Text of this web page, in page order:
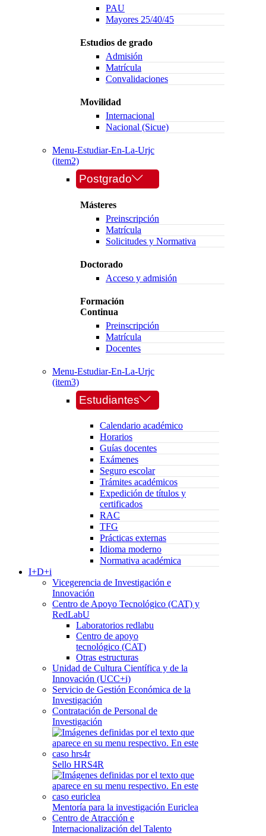
PAU
Mayores 25/40/45
Estudios de grado
Admisión
Matrícula
Convalidaciones
Movilidad
Internacional
Nacional (Sicue)
Menu-Estudiar-En-La-Urjc
(item2)
Postgrado
Másteres
Preinscripción
Matrícula
Solicitudes y Normativa
Doctorado
Acceso y admisión
Formación
Continua
Preinscripción
Matrícula
Docentes
Menu-Estudiar-En-La-Urjc
(item3)
Estudiantes
Calendario académico
Horarios
Guías docentes
Exámenes
Seguro escolar
Trámites académicos
Expedición de títulos y
certificados
RAC
TFG
Prácticas externas
Idioma moderno
Normativa académica
I+D+i
Vicegerencia de Investigación e
Innovación
Centro de Apoyo Tecnológico (CAT) y
RedLabU
Laboratorios redlabu
Centro de apoyo
tecnológico (CAT)
Otras estructuras
Unidad de Cultura Científica y de la
Innovación (UCC+i)
Servicio de Gestión Económica de la
Investigación
Contratación de Personal de
Investigación
Sello HRS4R
Mentoría para la investigación Euriclea
Centro de Atracción e
Internacionalización del Talento